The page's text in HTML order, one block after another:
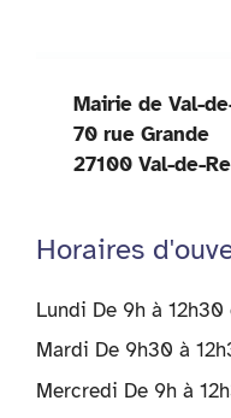
Mairie de Val-
70 rue Grande
27100 Val-de-
Horaires
Lundi De 9h à
Mardi De 9h30 à
Mercredi De 9h à